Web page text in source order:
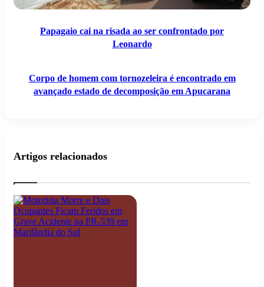
Papagaio cai na risada ao ser confrontado por
Leonardo
estado
Corpo de homem com tornozeleira é encontrado em
avançado estado de decomposição em Apucarana
Artigos relacionados